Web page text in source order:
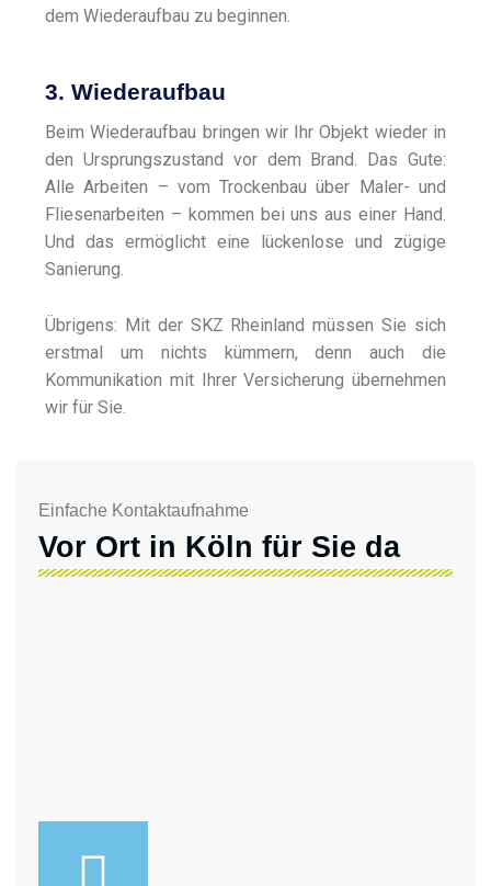
dem Wiederaufbau zu beginnen.
3. Wiederaufbau
Beim Wiederaufbau bringen wir Ihr Objekt wieder in
den Ursprungszustand vor dem Brand. Das Gute:
Alle Arbeiten – vom Trockenbau über Maler- und
Fliesenarbeiten – kommen bei uns aus einer Hand.
Und das ermöglicht eine lückenlose und zügige
Sanierung.
Übrigens: Mit der SKZ Rheinland müssen Sie sich
erstmal um nichts kümmern, denn auch die
Kommunikation mit Ihrer Versicherung übernehmen
wir für Sie.
Einfache Kontaktaufnahme
Vor Ort in Köln für Sie da